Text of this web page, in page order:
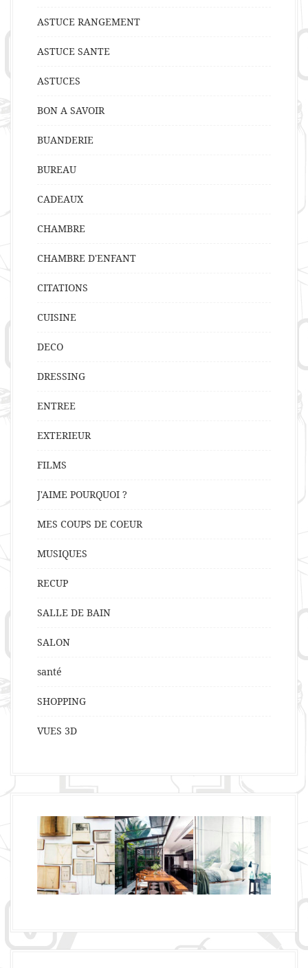
ASTUCE RANGEMENT
ASTUCE SANTE
ASTUCES
BON A SAVOIR
BUANDERIE
BUREAU
CADEAUX
CHAMBRE
CHAMBRE D'ENFANT
CITATIONS
CUISINE
DECO
DRESSING
ENTREE
EXTERIEUR
FILMS
J'AIME POURQUOI ?
MES COUPS DE COEUR
MUSIQUES
RECUP
SALLE DE BAIN
SALON
santé
SHOPPING
VUES 3D